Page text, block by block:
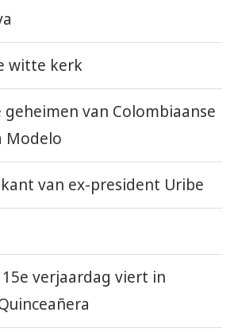
witte kerk
geheimen van Colombiaanse
Modelo
van ex-president Uribe
verjaardag viert in